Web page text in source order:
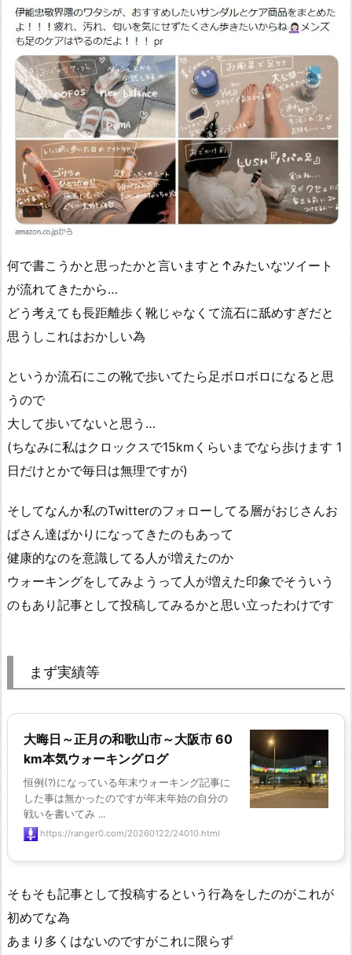
何で書こうかと思ったかと言いますと↑みたいなツイート
が流れてきたから…
どう考えても長距離歩く靴じゃなくて流石に舐めすぎだと
思うしこれはおかしい為
というか流石にこの靴で歩いてたら足ボロボロになると思
うので
大して歩いてないと思う…
(ちなみに私はクロックスで15kmくらいまでなら歩けます 1
日だけとかで毎日は無理ですが)
そしてなんか私のTwitterのフォローしてる層がおじさんお
ばさん達ばかりになってきたのもあって
健康的なのを意識してる人が増えたのか
ウォーキングをしてみようって人が増えた印象でそういう
のもあり記事として投稿してみるかと思い立ったわけです
まず実績等
大晦日～正月の和歌山市～大阪市 60
km本気ウォーキングログ
恒例(?)になっている年末ウォーキング記事に
した事は無かったのですが年末年始の自分の
戦いを書いてみ ...
https://ranger0.com/20260122/24010.html
そもそも記事として投稿するという行為をしたのがこれが
初めてな為
あまり多くはないのですがこれに限らず